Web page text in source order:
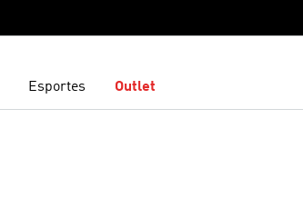
Esportes Outlet